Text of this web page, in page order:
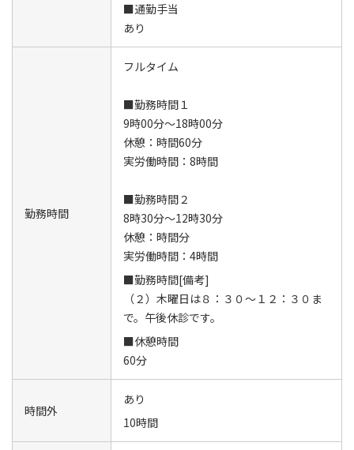
■通勤手当
あり
勤務時間
フルタイム
■勤務時間１
9時00分～18時00分
休憩：時間60分
実労働時間：8時間
■勤務時間２
8時30分～12時30分
休憩：時間分
実労働時間：4時間
■勤務時間[備考]
（２）木曜日は８：３０～１２：３０ま
で。午後休診です。
■休憩時間
60分
時間外
あり
10時間